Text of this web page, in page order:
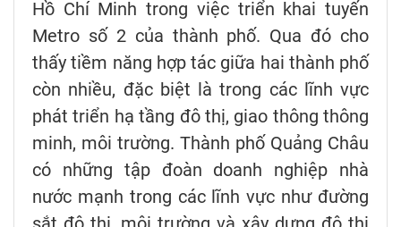
Hồ Chí Minh trong việc triển khai tuyến
Metro số 2 của thành phố. Qua đó cho
thấy tiềm năng hợp tác giữa hai thành phố
còn nhiều, đặc biệt là trong các lĩnh vực
phát triển hạ tầng đô thị, giao thông thông
minh, môi trường. Thành phố Quảng Châu
có những tập đoàn doanh nghiệp nhà
nước mạnh trong các lĩnh vực như đường